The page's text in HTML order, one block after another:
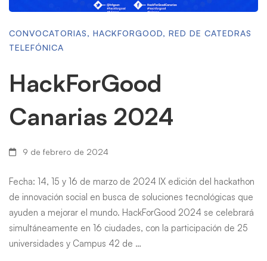
CONVOCATORIAS, HACKFORGOOD, RED DE CATEDRAS
TELEFÓNICA
HackForGood
Canarias 2024
9 de febrero de 2024
Fecha: 14, 15 y 16 de marzo de 2024 IX edición del hackathon
de innovación social en busca de soluciones tecnológicas que
ayuden a mejorar el mundo. HackForGood 2024 se celebrará
simultáneamente en 16 ciudades, con la participación de 25
universidades y Campus 42 de …